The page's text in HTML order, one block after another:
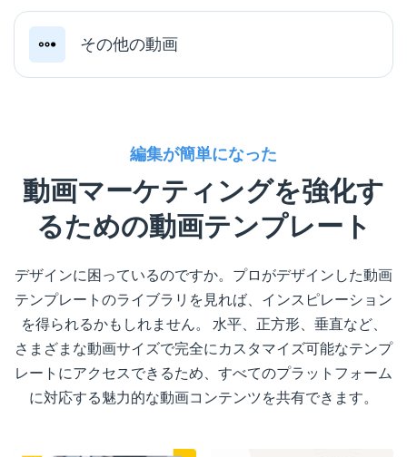
その他の動画
編集が簡単になった
動画マーケティングを強化す
るための動画テンプレート
デザインに困っているのですか。プロがデザインした動画
テンプレートのライブラリを見れば、インスピレーション
を得られるかもしれません。 水平、正方形、垂直など、
さまざまな動画サイズで完全にカスタマイズ可能なテンプ
レートにアクセスできるため、すべてのプラットフォーム
に対応する魅力的な動画コンテンツを共有できます。